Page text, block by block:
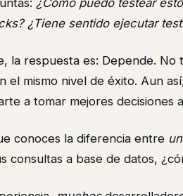
¿Cómo puedo testear
¿Tiene sentido ejecutar
la respuesta es: Depende.
el mismo nivel de éxito. Aun
a tomar mejores decisiones
conoces la diferencia entre
consultas a base de datos,